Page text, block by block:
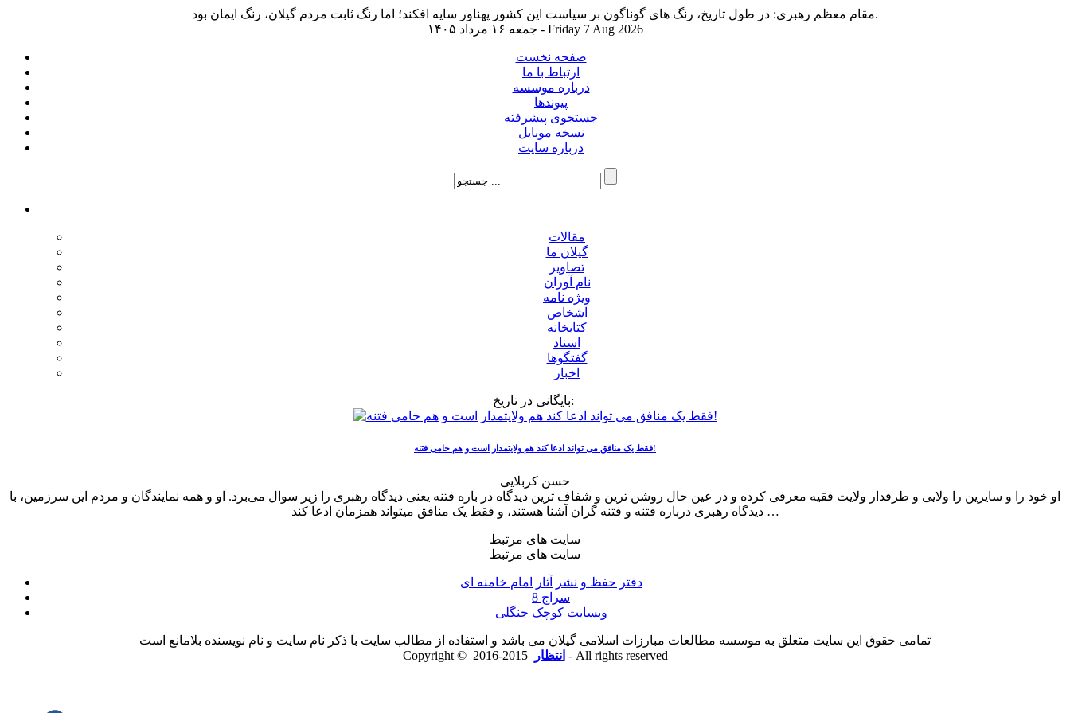
مقام معظم رهبری: در طول تاریخ، رنگ های گوناگون بر سیاست این کشور پهناور سایه افکند؛ اما رنگ ثابت مردم گیلان، رنگ ایمان بود.
جمعه ۱۶ مرداد ۱۴۰۵ - Friday 7 Aug 2026
صفحه نخست
ارتباط با ما
درباره موسسه
پیوندها
جستجوی پیشرفته
نسخه موبایل
درباره سایت
مقالات
گیلان ما
تصاویر
نام آوران
ویژه نامه
اشخاص
کتابخانه
اسناد
گفتگوها
اخبار
بایگانی در تاریخ:
فقط یک منافق می تواند ادعا کند هم ولایتمدار است و هم حامی فتنه!
حسن کربلایی
او خود را و سایرین را ولایی و طرفدار ولایت فقیه معرفی کرده و در عین حال روشن ترین و شفاف ترین دیدگاه در باره فتنه یعنی دیدگاه رهبری را زیر سوال می‌برد. او و همه نمایندگان و مردم این سرزمین، با
دیدگاه رهبری درباره فتنه و فتنه گران آشنا هستند، و فقط یک منافق میتواند همزمان ادعا کند …
سایت های مرتبط
سایت های مرتبط
دفتر حفظ و نشر آثار امام خامنه ای
سراج 8
وبسایت کوچک جنگلی
تمامی حقوق این سایت متعلق به موسسه مطالعات مبارزات اسلامی گیلان می باشد و استفاده از مطالب سایت با ذکر نام سایت و نام نویسنده بلامانع است
Copyright ©
انتظار 2015-2016 - All rights reserved